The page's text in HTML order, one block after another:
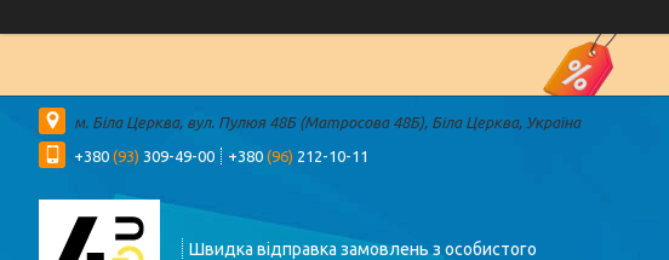
м. Біла Церква, вул. Пулюя 48Б (Матросова 48Б), Біла Церква, Україна
+380 (93) 309-49-00 +380 (96) 212-10-11
Швидка відправка замовлень з особистого